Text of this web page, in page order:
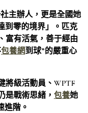
主辦人，更是全國她
到零的境界」。匹克
富有活氣，善于經由
包養網到球”的嚴重心
將級活動員、WPTF
是戰術思緒， 包養她
進階。